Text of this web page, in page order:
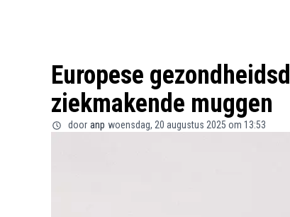
Europese
ziekmakende muggen
door anp woensdag, 20 augustus 2025 om 13:53